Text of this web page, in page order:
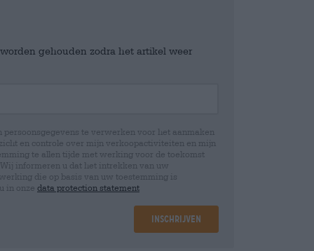
gehouden zodra het artikel weer
te verwerken voor het aanmaken
en controle over mijn verkoopactiviteiten en mijn
te allen tijde met werking voor de toekomst
informeren u dat het intrekken van uw
die op basis van uw toestemming is
in onze data protection statement
Inschrijven